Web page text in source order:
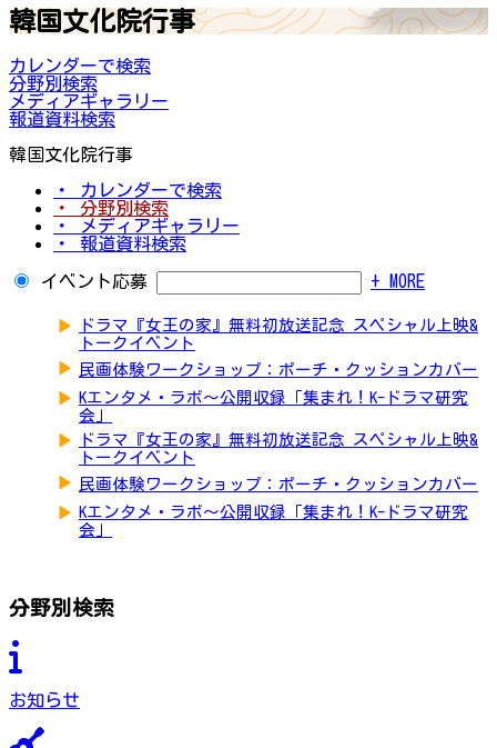
韓国文化院行事
カレンダーで検索
分野別検索
メディアギャラリー
報道資料検索
韓国文化院行事
・ カレンダーで検索
・ 分野別検索
・ メディアギャラリー
・ 報道資料検索
イベント応募 + MORE
▶
ドラマ『女王の家』無料初放送記念 スペシャル上映&
トークイベント
▶ 民画体験ワークショップ：ポーチ・クッションカバー
▶ Kエンタメ・ラボ～公開収録「集まれ！K-ドラマ研究
会」
▶
ドラマ『女王の家』無料初放送記念 スペシャル上映&
トークイベント
▶ 民画体験ワークショップ：ポーチ・クッションカバー
▶ Kエンタメ・ラボ～公開収録「集まれ！K-ドラマ研究
会」
分野別検索
お知らせ